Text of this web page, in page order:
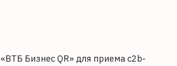
Бизнес QR» для приема c2b-